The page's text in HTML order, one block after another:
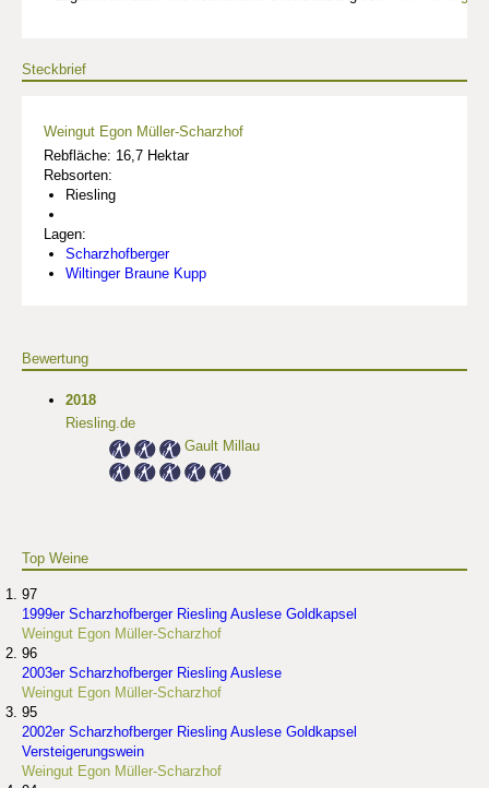
Steckbrief
Weingut Egon Müller-Scharzhof
Rebfläche: 16,7 Hektar
Rebsorten:
Riesling
Lagen:
Scharzhofberger
Wiltinger Braune Kupp
Bewertung
2018
Riesling.de
Gault Millau
Top Weine
97
1999er Scharzhofberger Riesling Auslese Goldkapsel
Weingut Egon Müller-Scharzhof
96
2003er Scharzhofberger Riesling Auslese
Weingut Egon Müller-Scharzhof
95
2002er Scharzhofberger Riesling Auslese Goldkapsel
Versteigerungswein
Weingut Egon Müller-Scharzhof